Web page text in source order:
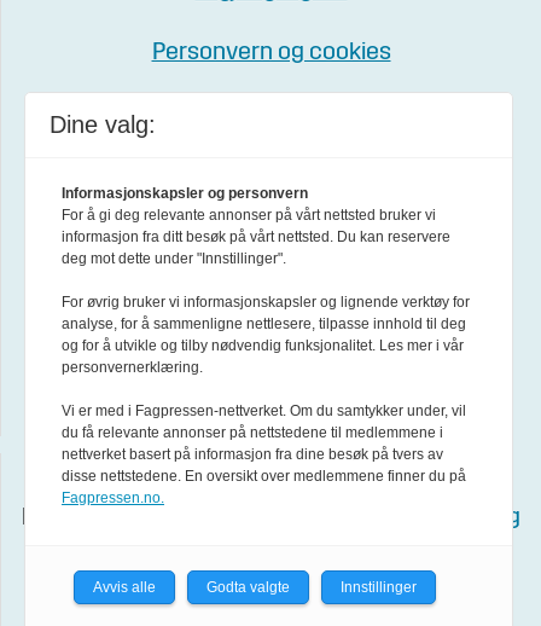
Personvern og cookies
Instagram
Linkedin
YouTube
Abonner på nyhetsbrev
Redaksjonen har en fri og uavhengig stilling i
henhold til
Lov om redaksjonell uavhengighet og
Redaktørplakaten.
Dine valg:
Informasjonskapsler og personvern
For å gi deg relevante annonser på vårt nettsted bruker vi
informasjon fra ditt besøk på vårt nettsted. Du kan reservere
deg mot dette under "Innstillinger".
For øvrig bruker vi informasjonskapsler og lignende verktøy for
analyse, for å sammenligne nettlesere, tilpasse innhold til deg
og for å utvikle og tilby nødvendig funksjonalitet. Les mer i vår
personvernerklæring.
Vi er med i Fagpressen-nettverket. Om du samtykker under, vil
du få relevante annonser på nettstedene til medlemmene i
nettverket basert på informasjon fra dine besøk på tvers av
disse nettstedene. En oversikt over medlemmene finner du på
Fagpressen.no.
Avvis alle Godta valgte Innstillinger